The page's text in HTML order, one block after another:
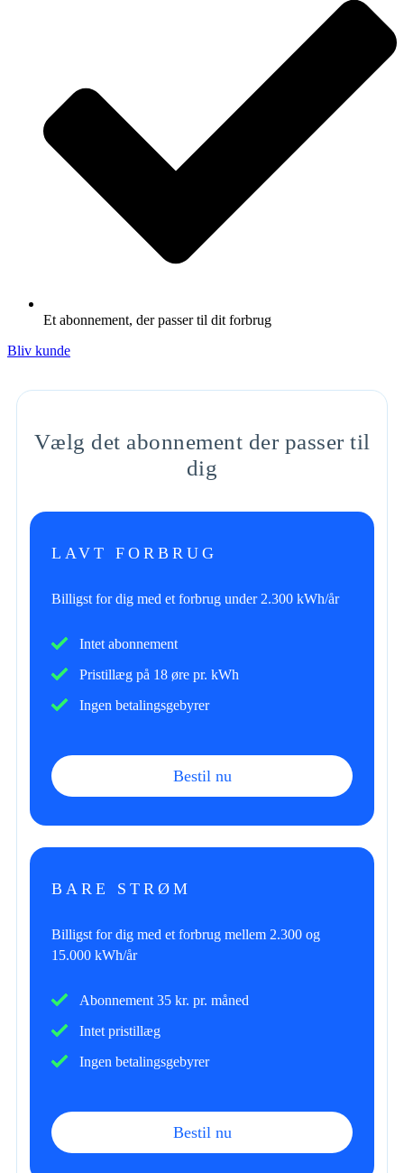
Et abonnement, der passer til dit forbrug
Bliv kunde
Vælg det abonnement der passer til
dig
LAVT FORBRUG
Billigst for dig med et forbrug under 2.300 kWh/år
Intet abonnement
Pristillæg på 18 øre pr. kWh
Ingen betalingsgebyrer
Bestil nu
BARE STRØM
Billigst for dig med et forbrug mellem 2.300 og
15.000 kWh/år
Abonnement 35 kr. pr. måned
Intet pristillæg
Ingen betalingsgebyrer
Bestil nu